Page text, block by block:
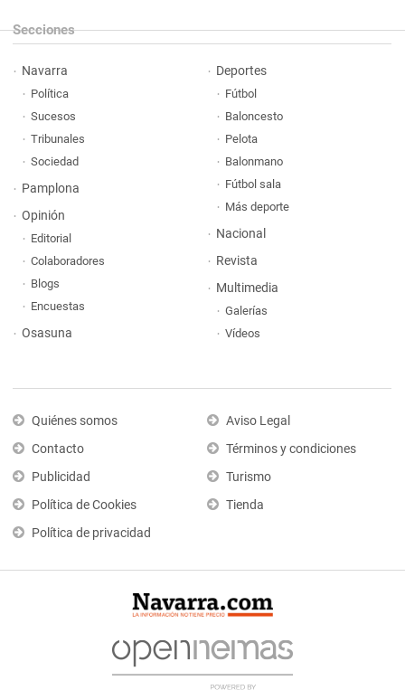
Secciones
Navarra
Política
Sucesos
Tribunales
Sociedad
Pamplona
Opinión
Editorial
Colaboradores
Blogs
Encuestas
Osasuna
Deportes
Fútbol
Baloncesto
Pelota
Balonmano
Fútbol sala
Más deporte
Nacional
Revista
Multimedia
Galerías
Vídeos
Quiénes somos
Contacto
Publicidad
Política de Cookies
Política de privacidad
Aviso Legal
Términos y condiciones
Turismo
Tienda